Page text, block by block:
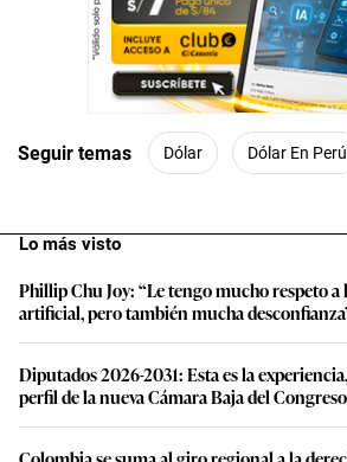
Seguir temas Dólar Dólar En Perú
Lo más visto
Phillip Chu Joy: “Le tengo mucho respeto
artificial, pero también mucha
Diputados 2026-2031: Esta es la
perfil de la nueva Cámara Baja del Congreso